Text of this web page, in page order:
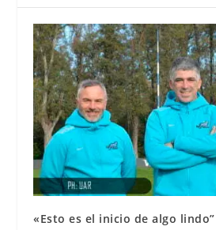
«Esto es el inicio de algo lindo”